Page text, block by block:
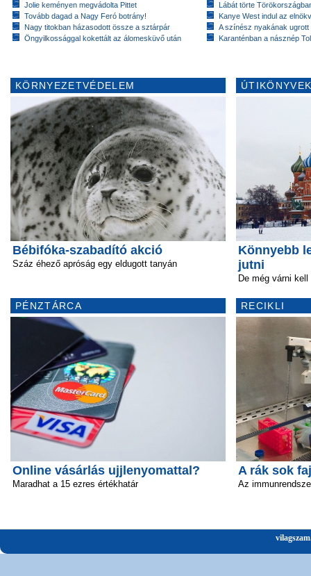
Jolie keményen megvádolta Pittet
Tovább dagad a Nagy Feró botrány!
Nagy titokban házasodott össze a sztárpár
Öngyilkossággal kokettált az álomesküvő után
Lábát törte
Kanye West indul az
A színész nyakának
Karanténban a násznép
KÖRNYEZETVÉDELEM
Bébifóka-szabadító akció
Száz éhező apróság egy eldugott tanyán
PÉNZTÁRCA
Online vásárlás ujjlenyomattal?
Maradhat a 15 ezres értékhatár
Könnyebb
jutni
De még várni kell
RECIKLI
A rák sok
Az